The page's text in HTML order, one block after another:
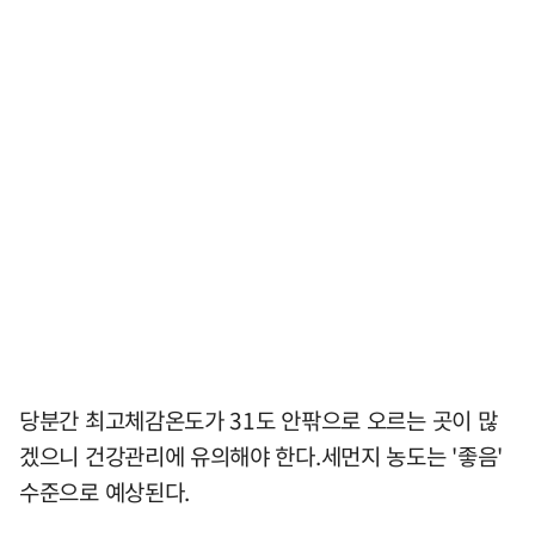
당분간 최고체감온도가 31도 안팎으로 오르는 곳이 많
겠으니 건강관리에 유의해야 한다.세먼지 농도는 '좋음'
수준으로 예상된다.